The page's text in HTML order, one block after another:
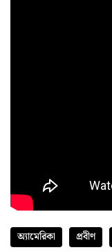
অ্যামেরিকা প্রবীণ